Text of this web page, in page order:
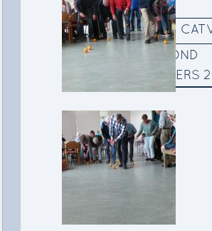
2015
KERK OP DE
BEDANKAVOND
VRIJWILLIGERS